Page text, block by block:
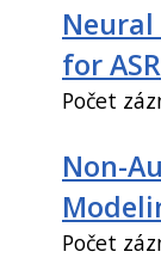
for ASR
Počet
Non-
Počet